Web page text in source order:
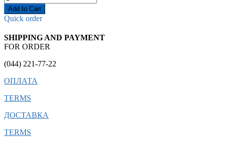
Add to Cart
Quick order
SHIPPING AND PAYMENT
FOR ORDER
(044) 221-77-22
ОПЛАТА
TERMS
ДОСТАВКА
TERMS